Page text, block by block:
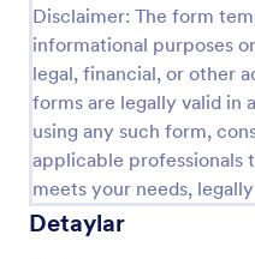
Disclaimer: The form
informational purposes
legal, financial, or other
forms are legally valid in
using any such form,
applicable professionals
meets your needs,
Detaylar
olsun, tüm önlemlerin
bir yangın güvenlik
gereklidir.
için bu ücretsiz Yangın
Listesi şablonunu
istediğiniz alanları
oluşturun ve kullanımı
daha fazlasını yapın.
herhangi bir mobil
gönderim Jotform